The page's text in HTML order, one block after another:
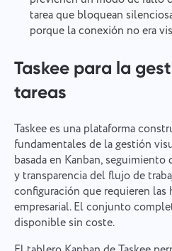
tarea que bloquean
porque la conexión no era
Taskee para la
tareas
Taskee es una plataforma
fundamentales de la gestión
basada en Kanban,
y transparencia del flujo de
configuración que requieren las
empresarial. El conjunto
disponible sin coste.